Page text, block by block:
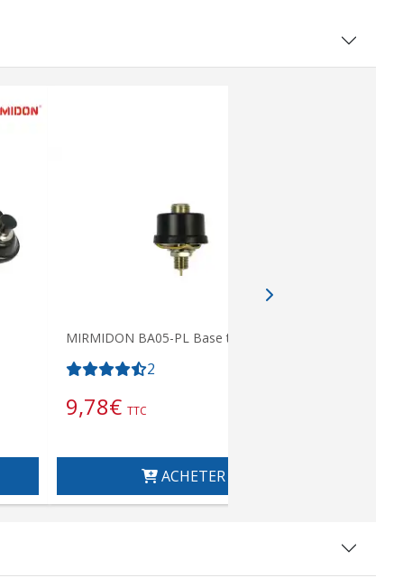
MIRMIDON BA05-PL Base type N-PL
2
9,78€ TTC
ACHETER